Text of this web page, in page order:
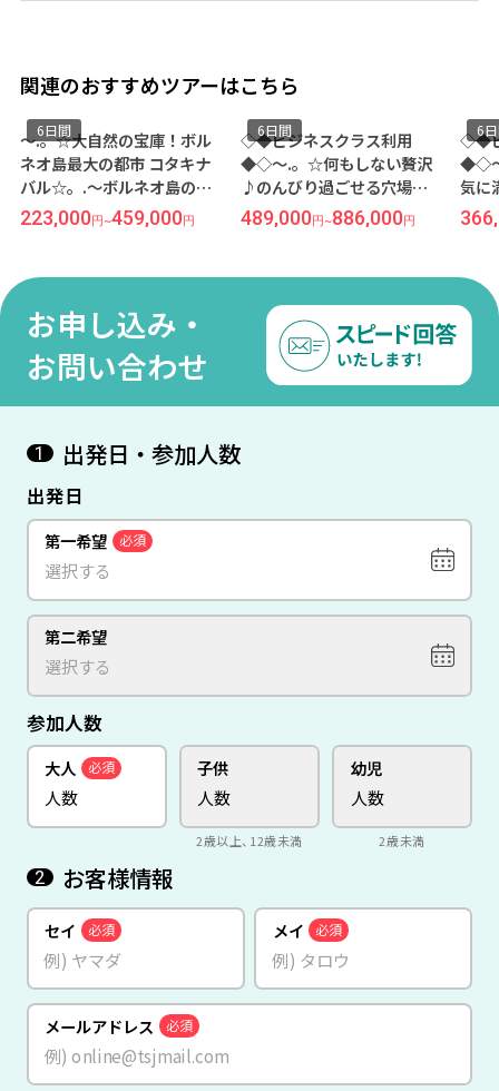
関連のおすすめツアーはこちら
～.。☆大自然の宝庫！ボル
ネオ島最大の都市 コタキナ
バル☆。.～ボルネオ島の醍
醐味！自然保護区内の滞在
型リゾート『シャングリラ
泊 ≪成田発/マレーシア航空
6日間
223,000円~459,000円
◇◆ビジネスクラス利用
◆◇～.。☆何もしない贅沢
♪のんびり過ごせる穴場リ
ゾート ランカウイ☆。.～熱
帯雨林に佇む隠れ家リゾー
わう『ザ ダタイ ランカウ
イ』宿泊≪成田発/マレーシ
ア航空利用 4泊6日間/朝食付
6日間
489,000円~886,000円
◇◆
◆◇
気に
ルン
ン
ット
ル』
ー
6
お申し込み・
お問い合わせ
1 出発日・参加人数
出発日
第一希望 必須
第二希望
参加人数
大人 必須 子供
2歳以上、12歳未満
幼児
2歳未満
2 お客様情報
セイ 必須 メイ 必須
メールアドレス 必須